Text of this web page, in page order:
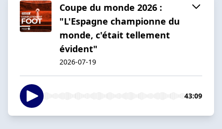
Coupe du monde 2026 :
"L'Espagne championne du
monde, c'était tellement
évident"
2026-07-19
43:09